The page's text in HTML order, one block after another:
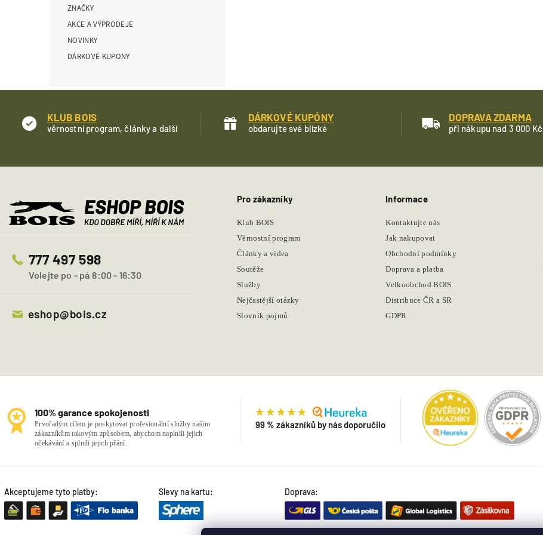
ZNAČKY
AKCE A VÝPRODEJE
NOVINKY
DÁRKOVÉ KUPONY
KLUB BOIS
věrnostní program, články a další
DÁRKOVÉ KUPÓNY
obdarujte své blízké
DOPRAVA ZDARMA
při nákupu nad 3 000 Kč
777 497 598
Volejte po - pá 8:00 - 16:30
eshop@bois.cz
Pro zákazníky
Klub BOIS
Věrnostní program
Články a videa
Soutěže
Služby
Nejčastější otázky
Slovník pojmů
Informace
Kontaktujte nás
Jak nakupovat
Obchodní podmínky
Doprava a platba
Velkoobchod BOIS
Distribuce ČR a SR
GDPR
100% garance spokojenosti
Prvořadým cílem je poskytovat profesionální služby našim
zákazníkům takovým způsobem, abychom naplnili jejich
očekávání a splnili jejich přání.
99 % zákazníků by nás doporučilo
Akceptujeme tyto platby: Slevy na kartu: Doprava: